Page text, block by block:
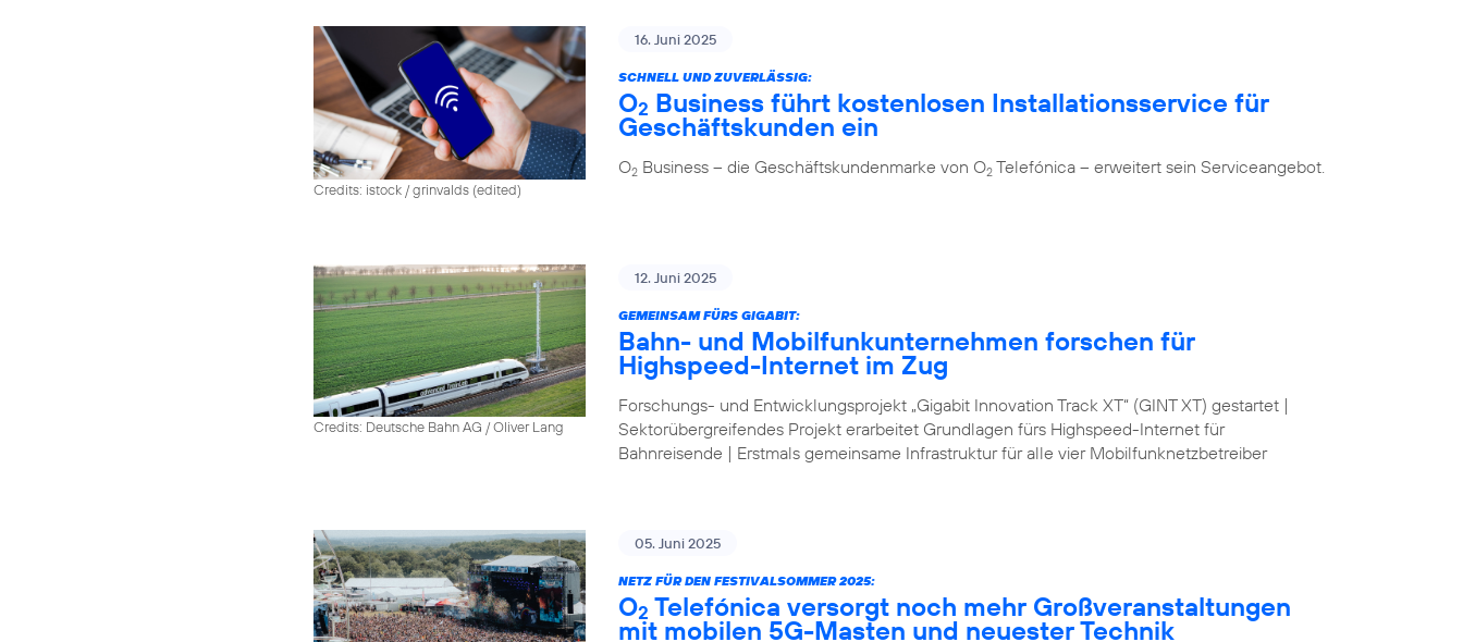
Credits: istock / grinvalds (edited)
16. Juni 2025
SCHNELL UND ZUVERLÄSSIG:
O2 Business führt kostenlosen Installationsservice für
Geschäftskunden ein
O2 Business – die Geschäftskundenmarke von O2 Telefónica – erweitert sein Serviceangebot.
Credits: Deutsche Bahn AG / Oliver Lang
12. Juni 2025
GEMEINSAM FÜRS GIGABIT:
Bahn- und Mobilfunkunternehmen forschen für
Highspeed-Internet im Zug
Forschungs- und Entwicklungsprojekt „Gigabit Innovation Track XT“ (GINT XT) gestartet |
Sektorübergreifendes Projekt erarbeitet Grundlagen fürs Highspeed-Internet für
Bahnreisende | Erstmals gemeinsame Infrastruktur für alle vier Mobilfunknetzbetreiber
05. Juni 2025
NETZ FÜR DEN FESTIVALSOMMER 2025:
O2 Telefónica versorgt noch mehr Großveranstaltungen
mit mobilen 5G-Masten und neuester Technik